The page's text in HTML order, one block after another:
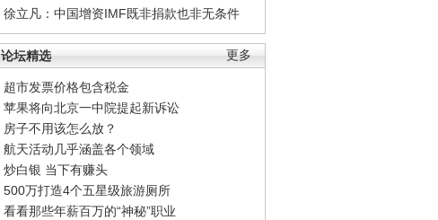
徐立凡：中国增资IMF既非捐款也非无条件
更多
论坛精选
超市发票价格包含税金
苹果将向北京一中院提起新诉讼
房子不用该怎么放？
航天活动几乎涵盖各个领域
炒白银 当下有赚头
500万打造4个五星级旅游厕所
看看那些年薪百万的“神秘”职业